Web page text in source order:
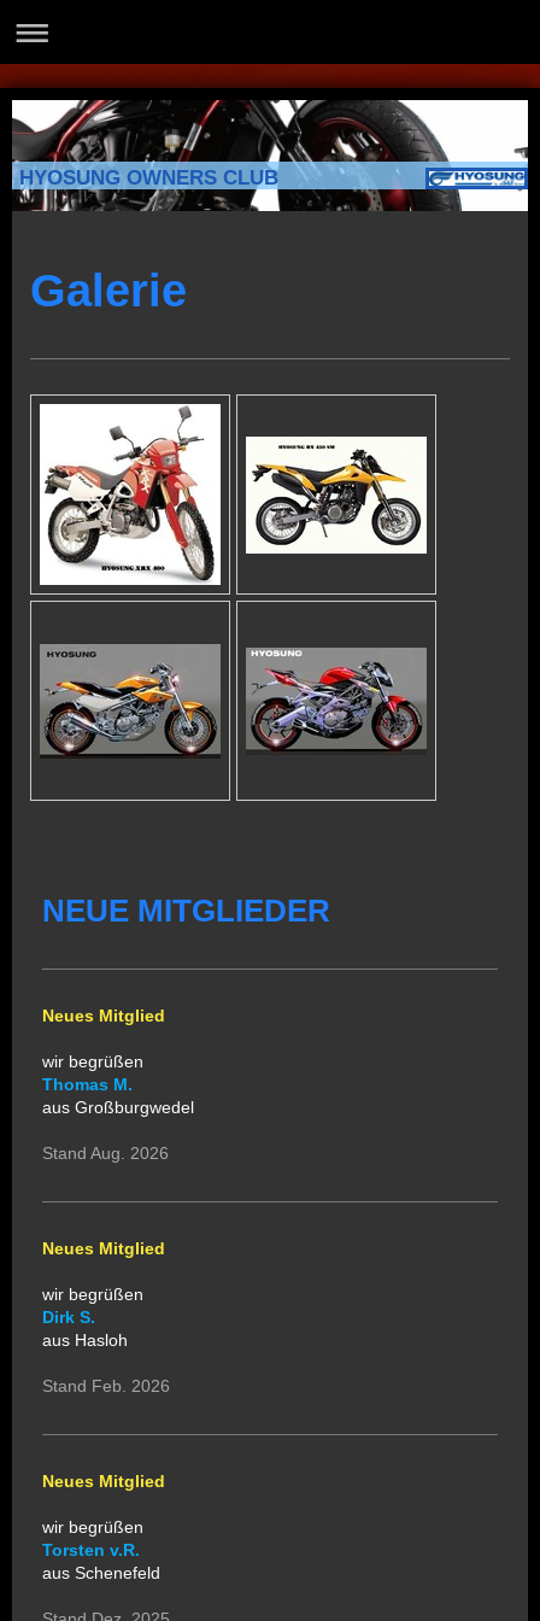
HYOSUNG OWNERS CLUB
Galerie
NEUE MITGLIEDER
Neues Mitglied
wir begrüßen
Thomas M.
aus Großburgwedel
Stand Aug. 2026
Neues Mitglied
wir begrüßen
Dirk S.
aus Hasloh
Stand Feb. 2026
Neues Mitglied
wir begrüßen
Torsten v.R.
aus Schenefeld